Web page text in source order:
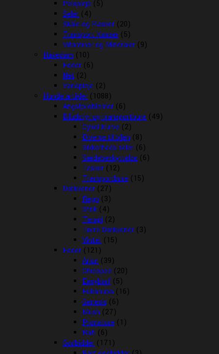
Pelspleje (5)
Seler (4)
Skåle og Flasker (20)
Transport Kasser (5)
Vitaminer og Mineraler (9)
Havedam (10)
Foder (6)
Net (2)
Vandpleje (2)
Hunde artikler (1088)
Angstproblemer (6)
Biludstyr og transportbure (49)
Cykel Kurve (2)
Diverse til bilen (8)
Sikkerheds seler (6)
Sædebeskyttelse (6)
Tasker (12)
Transportbure (15)
Dækkener (27)
Regn (3)
Strik (4)
Terapi (2)
Tørre Dækkener (3)
Vinter (15)
Foder (121)
Arion (39)
Chicopee (20)
Easybarf (5)
Eukanuba (16)
Genesis (6)
Mush (27)
Pronature (1)
Rafi (6)
Godbidder (171)